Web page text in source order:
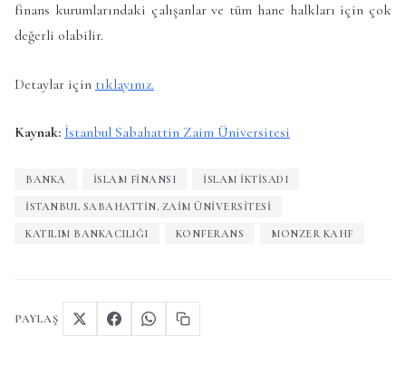
finans kurumlarındaki çalışanlar ve tüm hane halkları için çok
değerli olabilir.
Detaylar için tıklayınız.
Kaynak: İstanbul Sabahattin Zaim Üniversitesi
BANKA ISLAM FINANSI ISLAM IKTISADI
İSTANBUL SABAHATTIN. ZAIM ÜNIVERSITESI
KATILIM BANKACILIĞI KONFERANS MONZER KAHF
PAYLAŞ